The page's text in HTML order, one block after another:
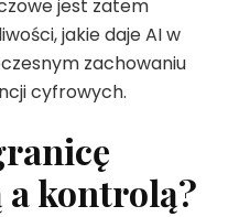
jest zatem
jakie daje AI w
zachowaniu
cyfrowych.
a kontrolą?